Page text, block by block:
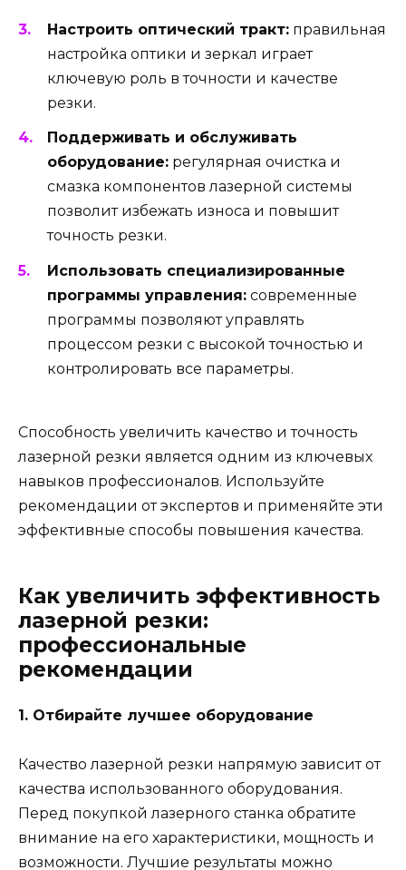
Настроить оптический тракт: правильная
настройка оптики и зеркал играет
ключевую роль в точности и качестве
резки.
Поддерживать и обслуживать
оборудование: регулярная очистка и
смазка компонентов лазерной системы
позволит избежать износа и повышит
точность резки.
Использовать специализированные
программы управления: современные
программы позволяют управлять
процессом резки с высокой точностью и
контролировать все параметры.
Способность увеличить качество и точность
лазерной резки является одним из ключевых
навыков профессионалов. Используйте
рекомендации от экспертов и применяйте эти
эффективные способы повышения качества.
Как увеличить эффективность
лазерной резки:
профессиональные
рекомендации
1. Отбирайте лучшее оборудование
Качество лазерной резки напрямую зависит от
качества использованного оборудования.
Перед покупкой лазерного станка обратите
внимание на его характеристики, мощность и
возможности. Лучшие результаты можно